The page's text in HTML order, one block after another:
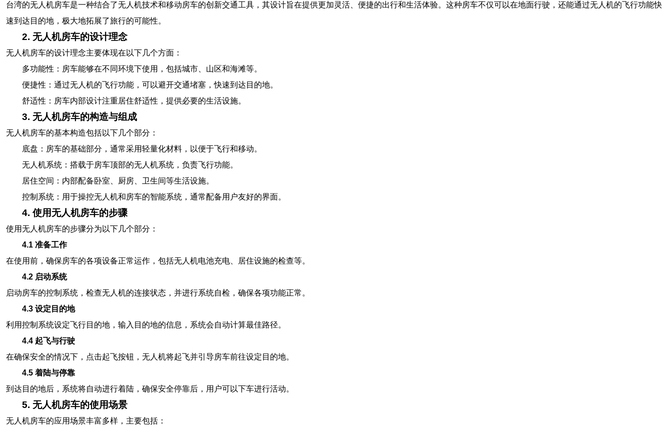
台湾的无人机房车是一种结合了无人机技术和移动房车的创新交通工具，其设计旨在提供更加灵活、便捷的出行和生活体验。这种房车不仅可以在地面行驶，还能通过无人机的飞行功能快
速到达目的地，极大地拓展了旅行的可能性。
2. 无人机房车的设计理念
无人机房车的设计理念主要体现在以下几个方面：
多功能性：房车能够在不同环境下使用，包括城市、山区和海滩等。
便捷性：通过无人机的飞行功能，可以避开交通堵塞，快速到达目的地。
舒适性：房车内部设计注重居住舒适性，提供必要的生活设施。
3. 无人机房车的构造与组成
无人机房车的基本构造包括以下几个部分：
底盘：房车的基础部分，通常采用轻量化材料，以便于飞行和移动。
无人机系统：搭载于房车顶部的无人机系统，负责飞行功能。
居住空间：内部配备卧室、厨房、卫生间等生活设施。
控制系统：用于操控无人机和房车的智能系统，通常配备用户友好的界面。
4. 使用无人机房车的步骤
使用无人机房车的步骤分为以下几个部分：
4.1 准备工作
在使用前，确保房车的各项设备正常运作，包括无人机电池充电、居住设施的检查等。
4.2 启动系统
启动房车的控制系统，检查无人机的连接状态，并进行系统自检，确保各项功能正常。
4.3 设定目的地
利用控制系统设定飞行目的地，输入目的地的信息，系统会自动计算最佳路径。
4.4 起飞与行驶
在确保安全的情况下，点击起飞按钮，无人机将起飞并引导房车前往设定目的地。
4.5 着陆与停靠
到达目的地后，系统将自动进行着陆，确保安全停靠后，用户可以下车进行活动。
5. 无人机房车的使用场景
无人机房车的应用场景丰富多样，主要包括：